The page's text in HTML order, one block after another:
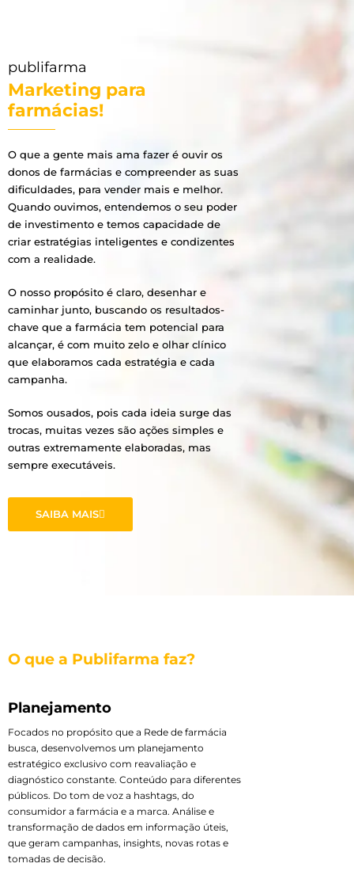
publifarma
Marketing para
farmácias!
O que a gente mais ama fazer é ouvir os
donos de farmácias e compreender as suas
dificuldades, para vender mais e melhor.
Quando ouvimos, entendemos o seu poder
de investimento e temos capacidade de
criar estratégias inteligentes e condizentes
com a realidade.
O nosso propósito é claro, desenhar e
caminhar junto, buscando os resultados-
chave que a farmácia tem potencial para
alcançar, é com muito zelo e olhar clínico
que elaboramos cada estratégia e cada
campanha.
Somos ousados, pois cada ideia surge das
trocas, muitas vezes são ações simples e
outras extremamente elaboradas, mas
sempre executáveis.
SAIBA MAIS
O que a Publifarma faz?
Planejamento
Focados no propósito que a Rede de farmácia
busca, desenvolvemos um planejamento
estratégico exclusivo com reavaliação e
diagnóstico constante. Conteúdo para diferentes
públicos. Do tom de voz a hashtags, do
consumidor a farmácia e a marca. Análise e
transformação de dados em informação úteis,
que geram campanhas, insights, novas rotas e
tomadas de decisão.